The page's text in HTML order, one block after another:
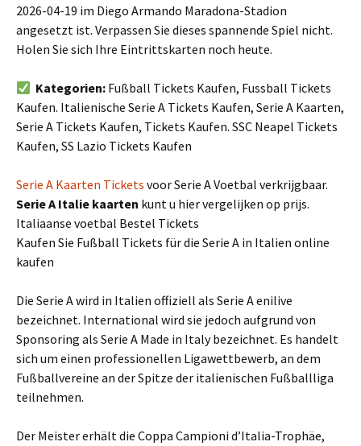
2026-04-19 im Diego Armando Maradona-Stadion
angesetzt ist. Verpassen Sie dieses spannende Spiel nicht.
Holen Sie sich Ihre Eintrittskarten noch heute.
Kategorien: Fußball Tickets Kaufen, Fussball Tickets
Kaufen. Italienische Serie A Tickets Kaufen, Serie A Kaarten,
Serie A Tickets Kaufen, Tickets Kaufen. SSC Neapel Tickets
Kaufen, SS Lazio Tickets Kaufen
Serie A Kaarten Tickets voor Serie A Voetbal verkrijgbaar.
Serie A Italie kaarten kunt u hier vergelijken op prijs.
Italiaanse voetbal Bestel Tickets
Kaufen Sie Fußball Tickets für die Serie A in Italien online
kaufen
Die Serie A wird in Italien offiziell als Serie A enilive
bezeichnet. International wird sie jedoch aufgrund von
Sponsoring als Serie A Made in Italy bezeichnet. Es handelt
sich um einen professionellen Ligawettbewerb, an dem
Fußballvereine an der Spitze der italienischen Fußballliga
teilnehmen.
Der Meister erhält die Coppa Campioni d’Italia-Trophäe,